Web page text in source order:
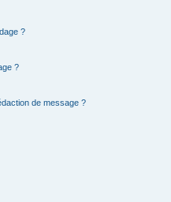
?
?
de message ?